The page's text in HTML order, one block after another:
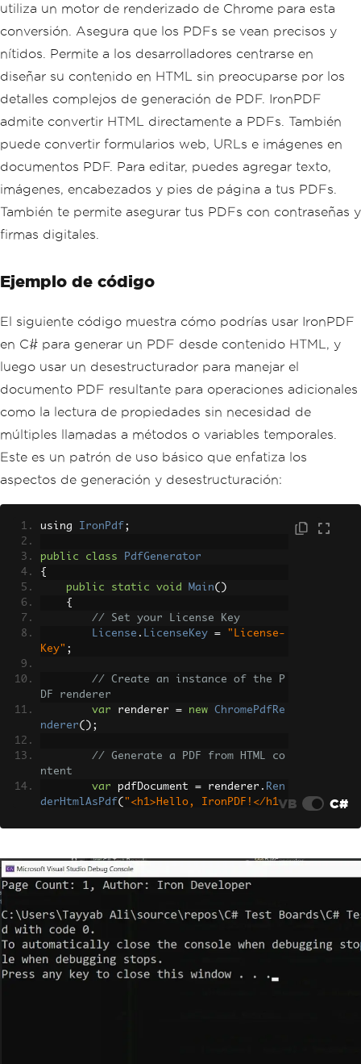
utiliza un motor de renderizado de Chrome para esta
conversión. Asegura que los PDFs se vean precisos y
nítidos. Permite a los desarrolladores centrarse en
diseñar su contenido en HTML sin preocuparse por los
detalles complejos de generación de PDF. IronPDF
admite convertir HTML directamente a PDFs. También
puede convertir formularios web, URLs e imágenes en
documentos PDF. Para editar, puedes agregar texto,
imágenes, encabezados y pies de página a tus PDFs.
También te permite asegurar tus PDFs con contraseñas y
firmas digitales.
Ejemplo de código
El siguiente código muestra cómo podrías usar IronPDF
en C# para generar un PDF desde contenido HTML, y
luego usar un desestructurador para manejar el
documento PDF resultante para operaciones adicionales
como la lectura de propiedades sin necesidad de
múltiples llamadas a métodos o variables temporales.
Este es un patrón de uso básico que enfatiza los
aspectos de generación y desestructuración:
using IronPdf ;
public class
PdfGenerator
{
public
static void Main()
{
// Set your License Key
License . LicenseKey =
"License-
Key" ;
// Create an instance of the P
DF renderer
var renderer = new
ChromePdfRe
nderer();
// Generate a PDF from HTML co
ntent
var pdfDocument = renderer . Ren
derHtmlAsPdf( "<h1>Hello, IronPDF!</h1
t to get properties directly
var
(pageCount, author) =
Deco
nstructPdf
// Output the deconstructed pr
operties
Console.WriteLine
t: {pageCount}, Author: {author}"
VB C#